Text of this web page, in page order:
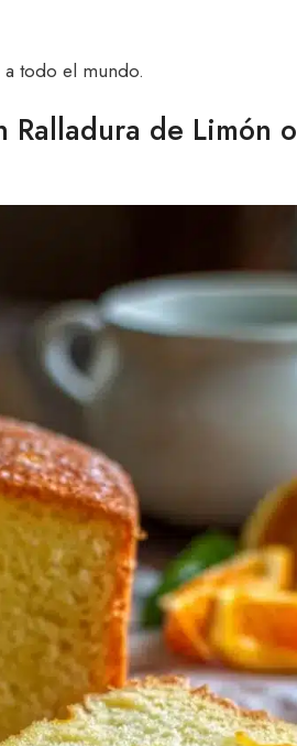
todo el mundo.
Ralladura de Limón o